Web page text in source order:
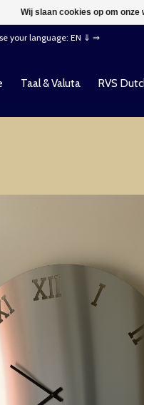
your language: EN ⇓ ⇒
Taal & Valuta RVS
Wij slaan cookies op om